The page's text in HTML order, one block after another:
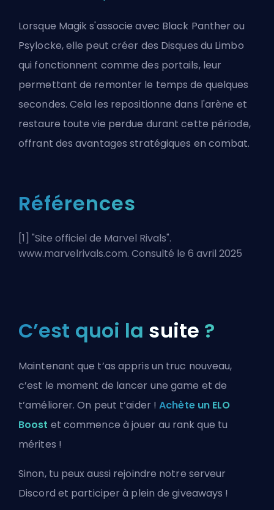
Lorsque Magik s'associe avec Black Panther ou
Psylocke, elle peut créer des Disques du Limbo
qui fonctionnent comme des portails, leur
permettant de remonter le temps de quelques
secondes. Cela les repositionne dans l'arène et
restaure toute vie perdue durant cette période,
offrant des avantages stratégiques en combat.
Références
[1] "Site officiel de Marvel Rivals".
www.marvelrivals.com. Consulté le 6 avril 2025
C’est quoi la suite ?
Maintenant que t’as appris un truc nouveau,
c’est le moment de lancer une game et de
t’améliorer. On peut t’aider !Achète un ELO
Boost et commence à jouer au rank que tu
mérites !
Sinon, tu peux aussi rejoindre notre serveur
Discord et participer à plein de giveaways !